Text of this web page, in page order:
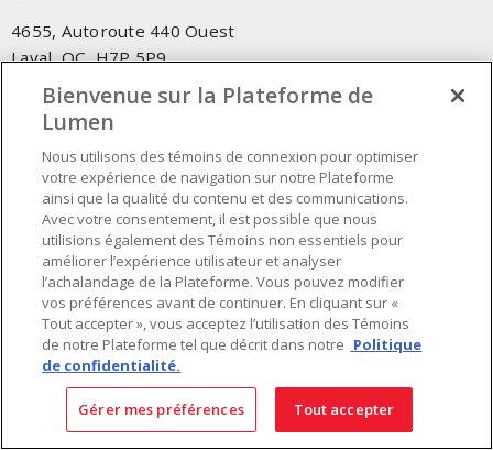
4655, Autoroute 440 Ouest
Laval, QC, H7P 5P9
:450 688-9249
Sans frais:1 800 599-9249
Service d'urgence:1 800 363-0303 (Après les heures de
bureau - 17h00 et 7h00, Frais applicables)
Fait au Canada avec des composants canadiens et importés
INSCRIVEZ-VOUS À L'INFOLETTRE
Obtenez des informations à jour sur les offres de Lumen
Bienvenue sur la Plateforme de
Lumen
Nous utilisons des témoins de connexion pour optimiser
votre expérience de navigation sur notre Plateforme
ainsi que la qualité du contenu et des communications.
Avec votre consentement, il est possible que nous
utilisions également des Témoins non essentiels pour
améliorer l’expérience utilisateur et analyser
l’achalandage de la Plateforme. Vous pouvez modifier
vos préférences avant de continuer. En cliquant sur «
Tout accepter », vous acceptez l’utilisation des Témoins
de notre Plateforme tel que décrit dans notre Politique
de confidentialité.
Gérer mes préférences Tout accepter